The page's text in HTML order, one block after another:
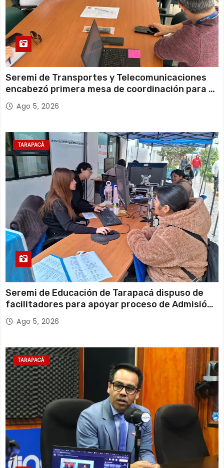
Seremi de Transportes y Telecomunicaciones
encabezó primera mesa de coordinación para el
retiro de cables en desuso en Iquique
Ago 5, 2026
TARAPACÁ
Seremi de Educación de Tarapacá dispuso de
facilitadores para apoyar proceso de Admisión
Escolar 2027
Ago 5, 2026
TARAPACÁ